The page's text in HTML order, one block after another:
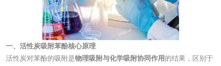
一、活性炭吸附苯酚核心原理
活性炭对苯酚的吸附是物理吸附与化学吸附协同作用的结果，区别于
花露水检测 蚊香液检测
清洗剂检测 日化产品毒理检测
洗手液检测